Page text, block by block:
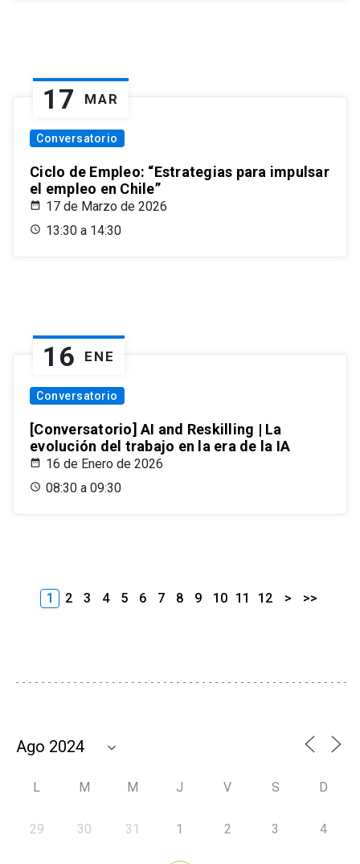
17 MAR
Conversatorio
Ciclo de Empleo: “Estrategias para impulsar
el empleo en Chile”
17 de Marzo de 2026
13:30 a 14:30
16 ENE
Conversatorio
[Conversatorio] AI and Reskilling | La
evolución del trabajo en la era de la IA
16 de Enero de 2026
08:30 a 09:30
1 2 3 4 5 6 7 8 9 10 11 12 > >>
L M M J V S D
29 30 31 1 2 3 4